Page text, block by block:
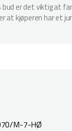
bud er det viktig
at kjøperen har et
M-7-HØ